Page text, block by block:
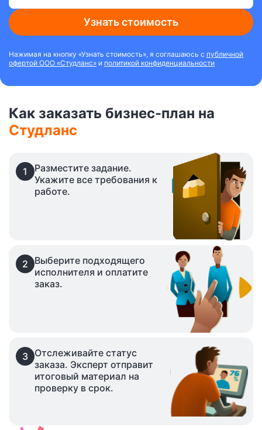
Узнать стоимость
Нажимая на кнопку «Узнать стоимость», я соглашаюсь с публичной
офертой ООО «Студланс» и политикой конфиденциальности
Как заказать бизнес-план на
Студланс
1
Разместите задание.
Укажите все требования к
работе.
2
Выберите подходящего
исполнителя и оплатите
заказ.
3 Отслеживайте статус
заказа. Эксперт отправит
итоговый материал на
проверку в срок.